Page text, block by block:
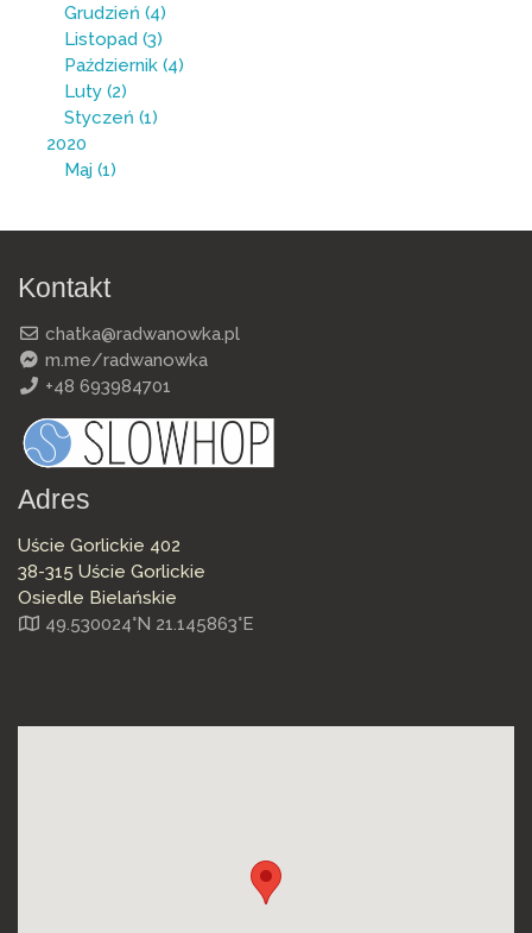
Grudzień (4)
Listopad (3)
Październik (4)
Luty (2)
Styczeń (1)
2020
Maj (1)
Kontakt
chatka@radwanowka.pl
m.me/radwanowka
+48 693984701
Adres
Uście Gorlickie 402
38-315 Uście Gorlickie
Osiedle Bielańskie
49.530024°N 21.145863°E